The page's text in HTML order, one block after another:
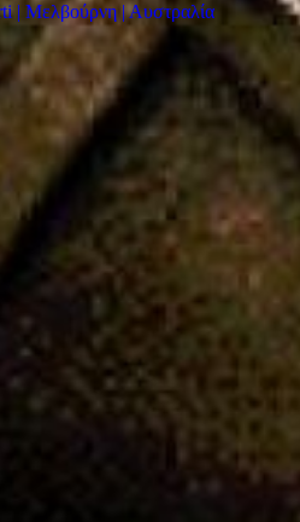
| Μελβούρνη | Αυστραλία